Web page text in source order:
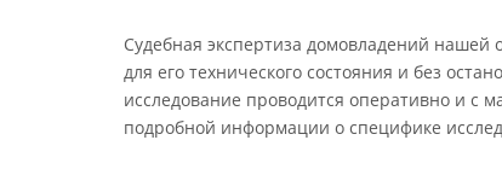
Судебная экспертиза домовладений нашей
для его технического состояния и без
исследование проводится оперативно и с
подробной информации о специфике